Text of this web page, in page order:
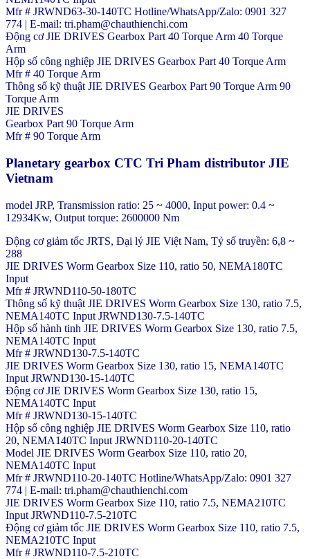
Mfr # JRWND63-30-140TC Hotline/WhatsApp/Zalo: 0901 327
774 | E-mail: tri.pham@chauthienchi.com
Động cơ JIE DRIVES Gearbox Part 40 Torque Arm 40 Torque
Arm
Hộp số công nghiệp JIE DRIVES Gearbox Part 40 Torque Arm
Mfr # 40 Torque Arm
Thông số kỹ thuật JIE DRIVES Gearbox Part 90 Torque Arm 90
Torque Arm
JIE DRIVES
Gearbox Part 90 Torque Arm
Mfr # 90 Torque Arm
Planetary gearbox CTC Tri Pham distributor JIE
Vietnam
model JRP, Transmission ratio: 25 ~ 4000, Input power: 0.4 ~
12934Kw, Output torque: 2600000 Nm
Động cơ giảm tốc JRTS, Đại lý JIE Việt Nam, Tỷ số truyền: 6,8 ~
288
JIE DRIVES Worm Gearbox Size 110, ratio 50, NEMA180TC
Input
Mfr # JRWND110-50-180TC
Thông số kỹ thuật JIE DRIVES Worm Gearbox Size 130, ratio 7.5,
NEMA140TC Input JRWND130-7.5-140TC
Hộp số hành tinh JIE DRIVES Worm Gearbox Size 130, ratio 7.5,
NEMA140TC Input
Mfr # JRWND130-7.5-140TC
JIE DRIVES Worm Gearbox Size 130, ratio 15, NEMA140TC
Input JRWND130-15-140TC
Động cơ JIE DRIVES Worm Gearbox Size 130, ratio 15,
NEMA140TC Input
Mfr # JRWND130-15-140TC
Hộp số công nghiệp JIE DRIVES Worm Gearbox Size 110, ratio
20, NEMA140TC Input JRWND110-20-140TC
Model JIE DRIVES Worm Gearbox Size 110, ratio 20,
NEMA140TC Input
Mfr # JRWND110-20-140TC Hotline/WhatsApp/Zalo: 0901 327
774 | E-mail: tri.pham@chauthienchi.com
JIE DRIVES Worm Gearbox Size 110, ratio 7.5, NEMA210TC
Input JRWND110-7.5-210TC
Động cơ giảm tốc JIE DRIVES Worm Gearbox Size 110, ratio 7.5,
NEMA210TC Input
Mfr # JRWND110-7.5-210TC